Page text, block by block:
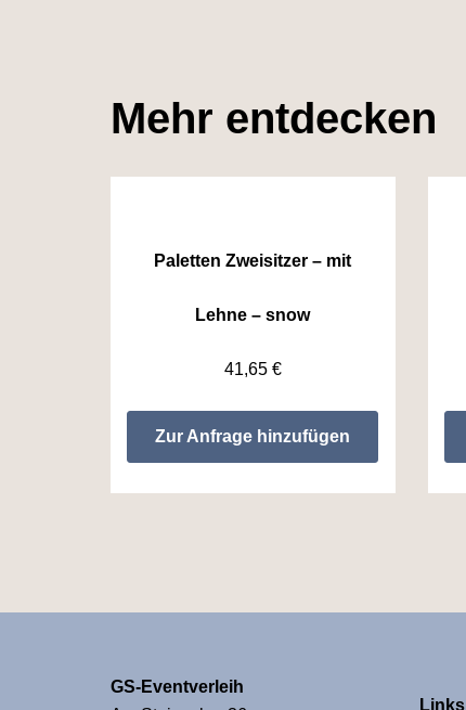
Mehr entdecken
Paletten Zweisitzer – mit
Lehne – snow
41,65 €
Zur Anfrage hinzufügen
GS-Eventverleih
Links